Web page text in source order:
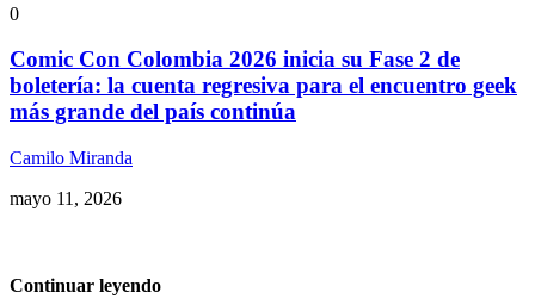
0
Comic Con Colombia 2026 inicia su Fase 2 de
boletería: la cuenta regresiva para el encuentro geek
más grande del país continúa
Camilo Miranda
mayo 11, 2026
Continuar leyendo